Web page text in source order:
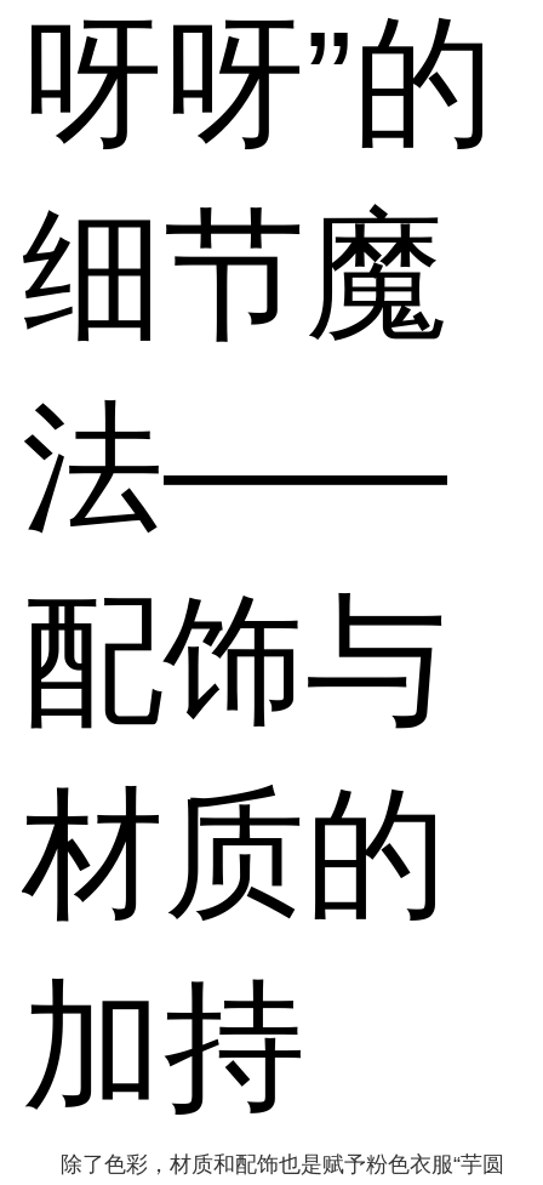
呀呀”的
细节魔
法——
配饰与
材质的
加持
除了色彩，材质和配饰也是赋予粉色衣服“芋圆